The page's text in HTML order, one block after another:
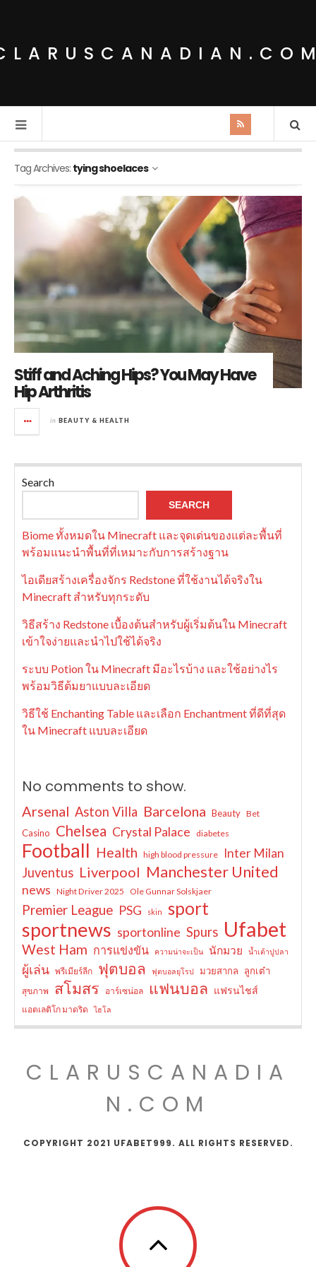
Tag Archives: tying shoelaces
Stiff and Aching Hips? You May Have
Hip Arthritis
in BEAUTY & HEALTH
Search
SEARCH
Biome ทั้งหมดใน Minecraft และจุดเด่นของแต่ละพื้นที่
พร้อมแนะนำพื้นที่ที่เหมาะกับการสร้างฐาน
ไอเดียสร้างเครื่องจักร Redstone ที่ใช้งานได้จริงใน
Minecraft สำหรับทุกระดับ
วิธีสร้าง Redstone เบื้องต้นสำหรับผู้เริ่มต้นใน Minecraft
เข้าใจง่ายและนำไปใช้ได้จริง
ระบบ Potion ใน Minecraft มีอะไรบ้าง และใช้อย่างไร
พร้อมวิธีต้มยาแบบละเอียด
วิธีใช้ Enchanting Table และเลือก Enchantment ที่ดีที่สุด
ใน Minecraft แบบละเอียด
No comments to show.
Arsenal Aston Villa Barcelona Beauty Bet
Casino Chelsea Crystal Palace diabetes
Football Health high blood pressure Inter Milan
Juventus Liverpool Manchester United
news Night Driver 2025 Ole Gunnar Solskjaer
Premier League PSG skin sport
sportnews sportonline Spurs Ufabet
West Ham การแข่งขัน ความน่าจะเป็น นักมวย น้ำเต้าปูปลา
ผู้เล่น พรีเมียร์ลีก ฟุตบอล ฟุตบอลยุโรป มวยสากล ลูกเต๋า
สุขภาพ สโมสร อาร์เซน่อล แฟนบอล แฟรนไชส์
แอตเลติโก มาดริด ไฮโล
CLARUSCANADIA
N.COM
COPYRIGHT 2021 UFABET999. ALL RIGHTS RESERVED.